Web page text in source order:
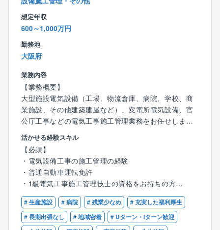
◎全ての現場技術者にタブレット端末を配布し、図面
修正や情報共有の簡易化しています。
【勤務地補足】
全国への現場長期出張が発生する場合あり
【求人の魅力】
■徹底した労務管理や省力化ツールの導入等で残業時間
を削減中
■安定した企業基盤を持ち、大型案件の実績及び予定が
多数有
■施工管理職の方に対する豊富な手当や福利厚生制度有
■DXへの取り組みならびに働き方改革に向けた戦略的
投資も増強
■安定した組織基盤
コロナ影響からの回復商機であるIDCや物流倉庫、医療
医薬、半導体といった分野への戦略的な取り組みによ
想定年収
600～1,000万円
勤務地
大阪府
業務内容
【業務概要】
大型施設電気設備（工場、物流倉庫、病院、学校、商
業施設、その他建築建屋など）、変電所電気設備、官
公庁工事などの電気工事施工管理業務をお任せしま
す。
【具体的には】
上記施設・設備に対して下記業務をお任せします。
・新築工事に対する電気設備工事施工管理
・既設電気建屋に対するメンテナンス工事
・省エネ対策工事施工管理業務
・工程管理、安全管理、品質管理、予算管理全般
・CADを使った図面作成（施工図など）
活かせる経験スキル
【必須】
・電気設備工事の施工管理の経験
・普通自動車運転免許
・1級電気工事施工管理技士の資格をお持ちの方
【歓迎】
・第一種電気工事士
# 生産施設 # 病院 # 残業少なめ
# 充実した福利厚生
# 長期出張なし
# 地域密着
# Uターン・Iターン歓迎